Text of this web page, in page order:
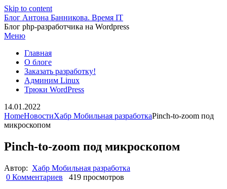
Skip to content
Блог Антона Банникова. Время IT
Блог php-разработчика на Wordpress
Меню
Главная
О блоге
Заказать разработку!
Админим Linux
Трюки WordPress
14.01.2022
HomeНовостиХабр Мобильная разработкаPinch-to-zoom под
микроскопом
Pinch-to-zoom под микроскопом
Автор: Хабр Мобильная разработка
0 Комментариев
419 просмотров